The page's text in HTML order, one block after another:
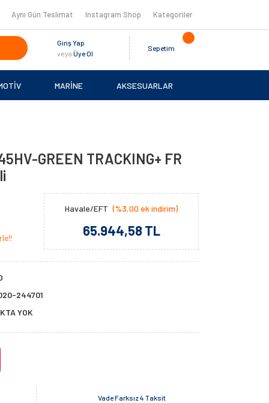
Aynı Gün Teslimat Instagram Shop Kategoriler
Giriş Yap
veya Üye Ol
Sepetim
MARİNE AKSESUARLAR
GREEN TRACKING+ FR
Havale/EFT (%3,00 ek indirim)
65.944,58 TL
244701
YOK
Vade Farksız 4 Taksit